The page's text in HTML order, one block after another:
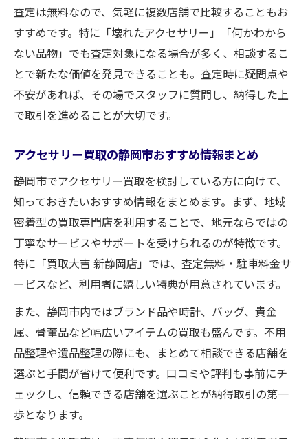
使わないアクセサリー買取で静岡市の資産
を整理
静岡市でアクセサリー買取を活用した賢い
資産整理
アクセサリー買取を使い静岡市で資産価値
アップ
術
アクセサリー買取により静岡市で資産を有
効活用
アクセサリー買取の査定無料で納得の現金化
アクセサリー買取は査定無料で静岡市の現
金化に最適
の流れ
アクセサリー買取と静岡市の査定無料現金
化のポイント
静岡市でアクセサリー買取査定無料のメリ
ットとは
査定は無料なので、気軽に複数店舗で比較することもお
すすめです。特に「壊れたアクセサリー」「何かわから
ない品物」でも査定対象になる場合が多く、相談するこ
とで新たな価値を発見できることも。査定時に疑問点や
不安があれば、その場でスタッフに質問し、納得した上
で取引を進めることが大切です。
アクセサリー買取の静岡市おすすめ情報まとめ
静岡市でアクセサリー買取を検討している方に向けて、
知っておきたいおすすめ情報をまとめます。まず、地域
密着型の買取専門店を利用することで、地元ならではの
丁寧なサービスやサポートを受けられるのが特徴です。
特に「買取大吉 新静岡店」では、査定無料・駐車料金サ
ービスなど、利用者に嬉しい特典が用意されています。
また、静岡市内ではブランド品や時計、バッグ、貴金
属、骨董品など幅広いアイテムの買取も盛んです。不用
品整理や遺品整理の際にも、まとめて相談できる店舗を
選ぶと手間が省けて便利です。口コミや評判も事前にチ
ェックし、信頼できる店舗を選ぶことが納得取引の第一
歩となります。